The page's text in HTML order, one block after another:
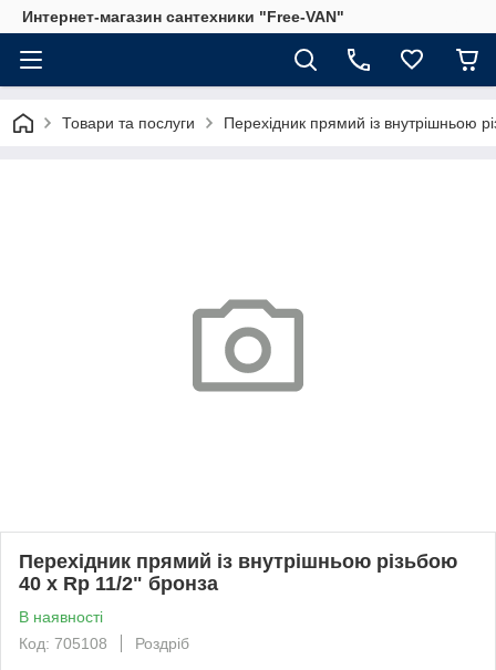
Интернет-магазин сантехники "Free-VAN"
Товари та послуги Перехідник прямий із внутрішньою
Перехідник прямий із внутрішньою різьбою
40 x Rp 11/2" бронза
В наявності
Код: 705108
Роздріб